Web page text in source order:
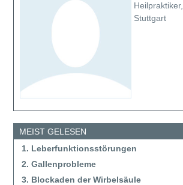
Heilpraktiker,
Stuttgart
MEIST GELESEN
1. Leberfunktionsstörungen
2. Gallenprobleme
3. Blockaden der Wirbelsäule